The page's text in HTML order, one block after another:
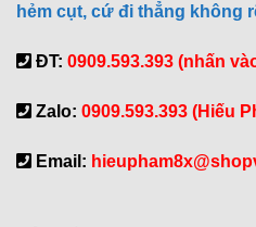
hẻm cụt, cứ đi thẳng không
ĐT: 0909.593.393 (nhấn
Zalo: 0909.593.393 (Hiếu
Email: